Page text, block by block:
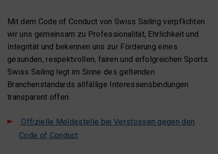
Mit dem Code of Conduct von Swiss Sailing verpflichten
wir uns gemeinsam zu Professionalität, Ehrlichkeit und
Integrität und bekennen uns zur Förderung eines
gesunden, respektvollen, fairen und erfolgreichen Sports.
Swiss Sailing legt im Sinne des geltenden
Branchenstandards allfällige Interessensbindungen
transparent offen.
Offizielle Meldestelle bei Verstössen gegen den
Code of Conduct